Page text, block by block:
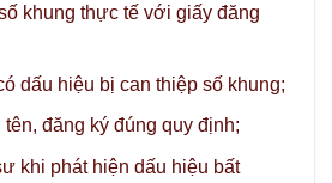
khung thực tế với giấy đăng
dấu hiệu bị can thiệp số khung;
đăng ký đúng quy định;
khi phát hiện dấu hiệu bất